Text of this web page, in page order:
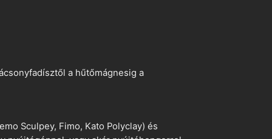
a hűtőmágnesig a
Sculpey, Fimo, Kato Polyclay) és